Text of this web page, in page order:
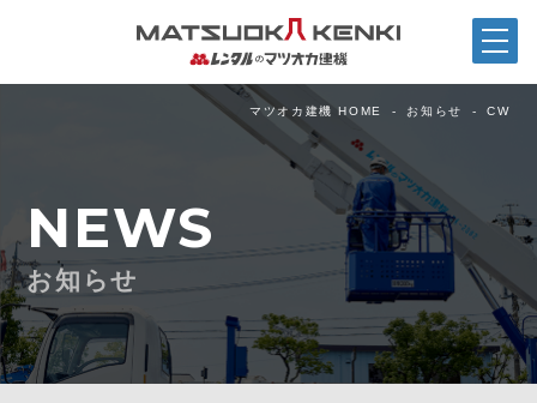
マツオカ建機 HOME お知らせ CW
NEWS
お知らせ